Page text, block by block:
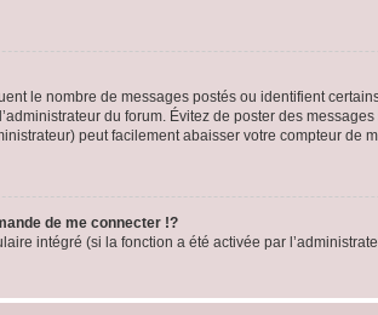
le nombre de messages postés ou identifient
du forum. Évitez de poster des
peut facilement abaisser votre compteur de
de me connecter !?
intégré (si la fonction a été activée par